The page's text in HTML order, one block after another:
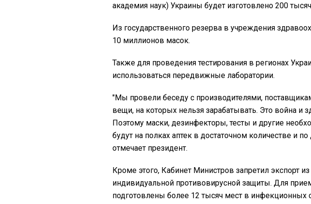
академия наук) Украины будет изготовлено 200
Из государственного резерва в учреждения
10 миллионов масок.
Также для проведения тестирования в регионах
использоваться передвижные лаборатории.
"Мы провели беседу с производителями,
вещи, на которых нельзя зарабатывать. Это война и
Поэтому маски, дезинфекторы, тесты и другие
будут на полках аптек в достаточном количестве и
отмечает президент.
Кроме этого, Кабинет Министров запретил экспорт
индивидуальной противовирусной защиты. Для
подготовлены более 12 тысяч мест в инфекционных